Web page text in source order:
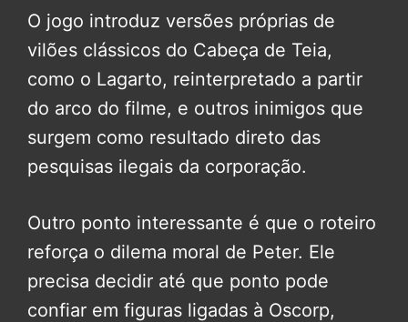
O jogo introduz versões próprias de
vilões clássicos do Cabeça de Teia,
como o Lagarto, reinterpretado a partir
do arco do filme, e outros inimigos que
surgem como resultado direto das
pesquisas ilegais da corporação.
Outro ponto interessante é que o roteiro
reforça o dilema moral de Peter. Ele
precisa decidir até que ponto pode
confiar em figuras ligadas à Oscorp,